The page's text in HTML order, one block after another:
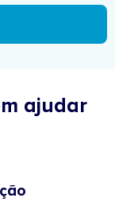
ajudar